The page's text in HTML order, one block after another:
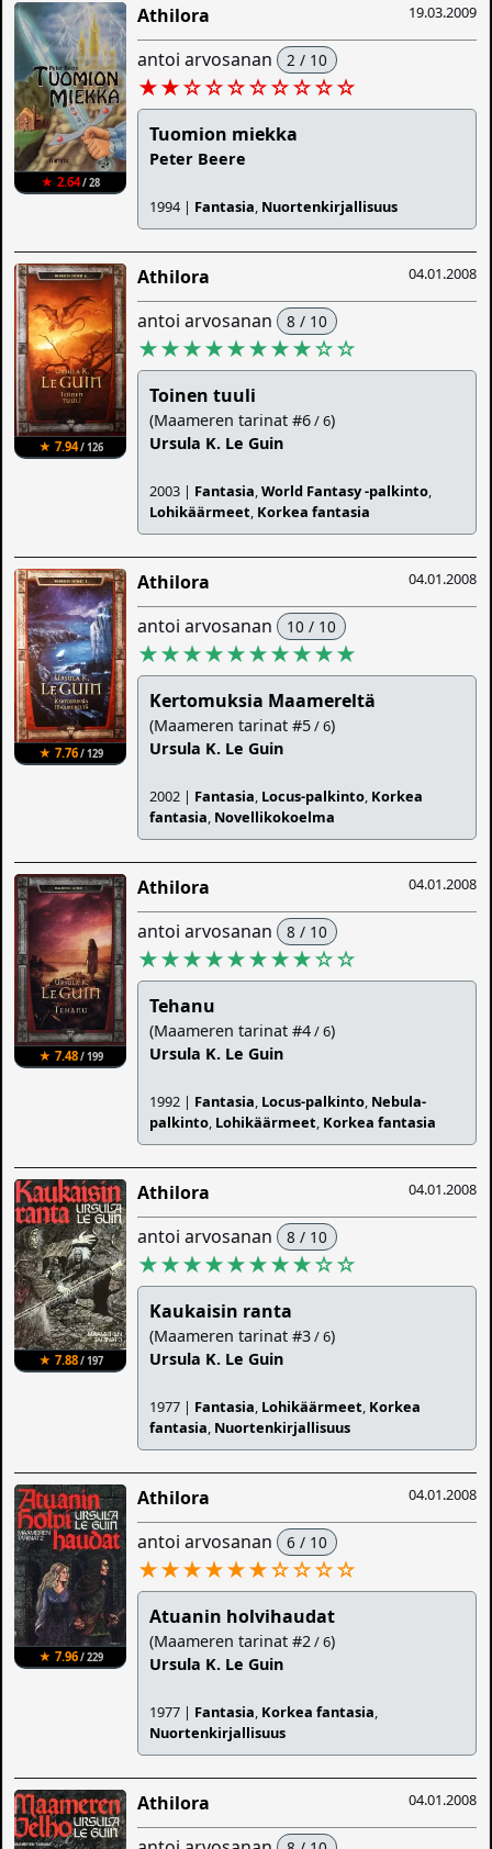
★ 2.64/ 28
19.03.2009
Athilora
antoi arvosanan 2 / 10
★★☆☆☆☆☆☆☆☆
Tuomion miekka
Peter Beere
1994 | Fantasia Nuortenkirjallisuus
★ 7.94/ 126
04.01.2008
Athilora
antoi arvosanan 8 / 10
★★★★★★★★☆☆
Toinen tuuli
(Maameren tarinat #6/ 6)
Ursula K. Le Guin
2003 | Fantasia ,World Fantasy -palkinto
Lohikäärmeet Korkea fantasia
★ 7.76/ 129
04.01.2008
Athilora
antoi arvosanan 10 / 10
★★★★★★★★★★
Kertomuksia Maamereltä
(Maameren tarinat #5/ 6)
Ursula K. Le Guin
2002 | Fantasia Locus-palkinto Korkea
fantasia Novellikokoelma
★ 7.48/ 199
04.01.2008
Athilora
antoi arvosanan 8 / 10
★★★★★★★★☆☆
Tehanu
(Maameren tarinat #4/ 6)
Ursula K. Le Guin
1992 | Fantasia Locus-palkinto Nebula-
palkinto Lohikäärmeet Korkea fantasia
★ 7.88/ 197
04.01.2008
Athilora
antoi arvosanan 8 / 10
★★★★★★★★☆☆
Kaukaisin ranta
(Maameren tarinat #3/ 6)
Ursula K. Le Guin
1977 | Fantasia Lohikäärmeet Korkea
fantasia Nuortenkirjallisuus
★ 7.96/ 229
04.01.2008
Athilora
antoi arvosanan 6 / 10
★★★★★★☆☆☆☆
Atuanin holvihaudat
(Maameren tarinat #2 / 6)
Ursula K. Le Guin
1977 | Fantasia Korkea fantasia
Nuortenkirjallisuus
04.01.2008
Athilora